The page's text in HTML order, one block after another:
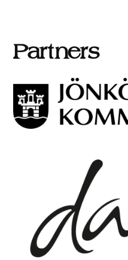
Partners